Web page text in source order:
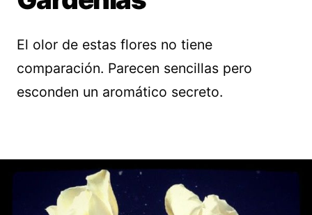
El olor de estas flores no tiene
comparación. Parecen sencillas pero
esconden un aromático secreto.